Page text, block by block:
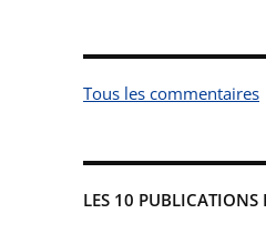
Tous les commentaires
LES 10 PUBLICATIONS